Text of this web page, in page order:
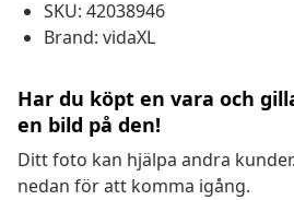
SKU: 42038946
Brand: vidaXL
Har du köpt en vara och
en bild på den!
Ditt foto kan hjälpa andra
nedan för att komma igång.